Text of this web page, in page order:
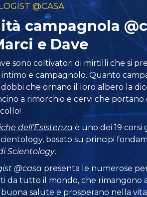
@CASA
campagnola
e Dave
sono coltivatori di mirtilli che si
e campagnolo. Quanto
che ornano il loro albero la
a rimorchio e cervi che portano
dell’Esistenza è uno dei 19 corsi
basato su principi
Scientology.
@casa presenta le numerose
da tutto il mondo, che rimangono
salute e prosperano nella